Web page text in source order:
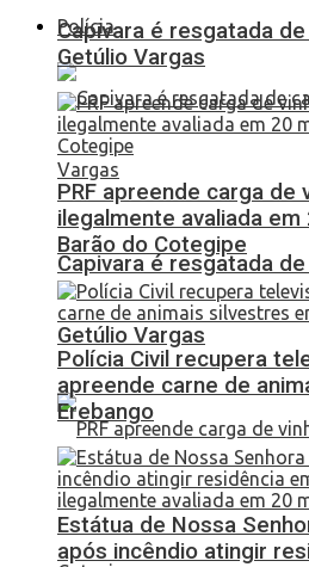
Polícia
Capivara é resgatada
Getúlio Vargas
Capivara é resgatada
Getúlio Vargas
PRF apreende carga de
ilegalmente avaliada
Barão do Cotegipe
Polícia Civil recupera
apreende carne de
Erebango
Estátua de Nossa
após incêndio atingir